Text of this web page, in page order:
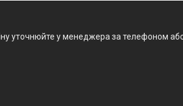
уточнюйте у менеджера за телефоном